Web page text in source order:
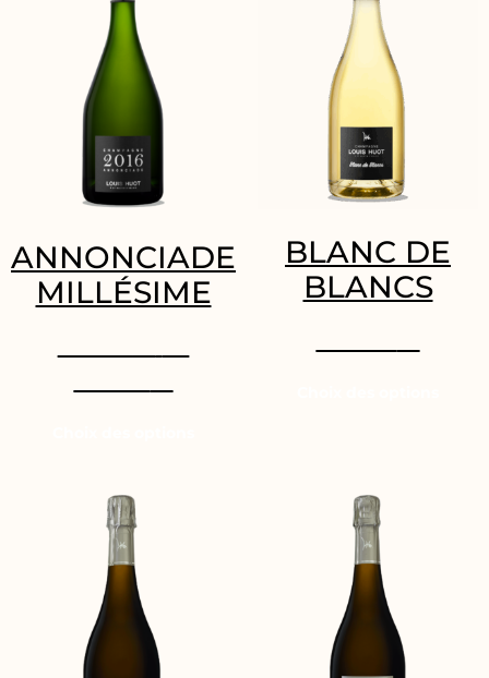
ANNONCIADE
MILLÉSIME
BLANC DE
BLANCS